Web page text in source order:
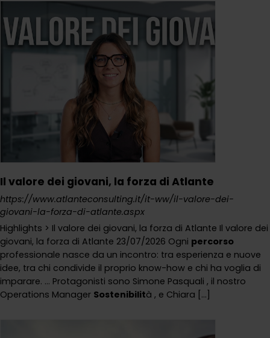
Il valore dei giovani, la forza di Atlante
https://www.atlanteconsulting.it/it-ww/il-valore-dei-
giovani-la-forza-di-atlante.aspx
Highlights > Il valore dei giovani, la forza di Atlante Il valore dei
giovani, la forza di Atlante 23/07/2026 Ogni percorso
professionale nasce da un incontro: tra esperienza e nuove
idee, tra chi condivide il proprio know-how e chi ha voglia di
imparare. ... Protagonisti sono Simone Pasquali , il nostro
Operations Manager Sostenibilità , e Chiara [...]